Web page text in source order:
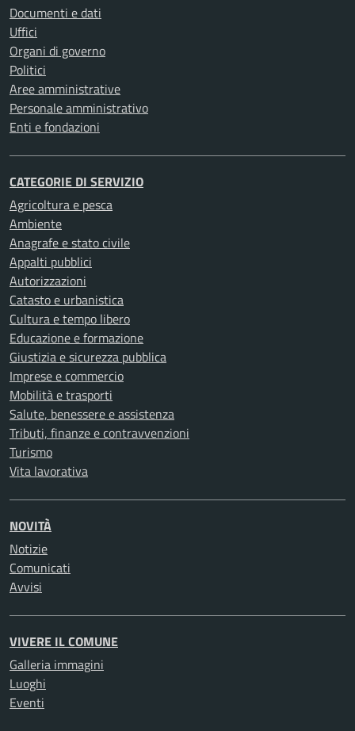
Documenti e dati
Uffici
Organi di governo
Politici
Aree amministrative
Personale amministrativo
Enti e fondazioni
CATEGORIE DI SERVIZIO
Agricoltura e pesca
Ambiente
Anagrafe e stato civile
Appalti pubblici
Autorizzazioni
Catasto e urbanistica
Cultura e tempo libero
Educazione e formazione
Giustizia e sicurezza pubblica
Imprese e commercio
Mobilità e trasporti
Salute, benessere e assistenza
Tributi, finanze e contravvenzioni
Turismo
Vita lavorativa
NOVITÀ
Notizie
Comunicati
Avvisi
VIVERE IL COMUNE
Galleria immagini
Luoghi
Eventi